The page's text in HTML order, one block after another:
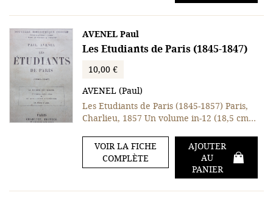
AVENEL Paul
Les Etudiants de Paris (1845-1847)
10,00 €
AVENEL (Paul)
Les Etudiants de Paris (1845-1857) Paris,
Charlieu, 1857 Un volume in-12 (18,5 cm…
VOIR LA FICHE
COMPLÈTE
AJOUTER
AU
PANIER